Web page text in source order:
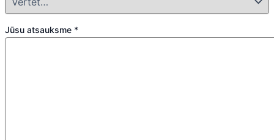
Jūsu atsauksme *